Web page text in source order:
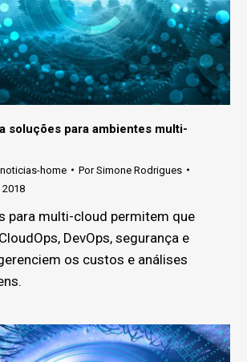
soluções para ambientes multi-
noticias-home PorSimone Rodrigues
para multi-cloud permitem que
DevOps, segurança e
os custos e análises